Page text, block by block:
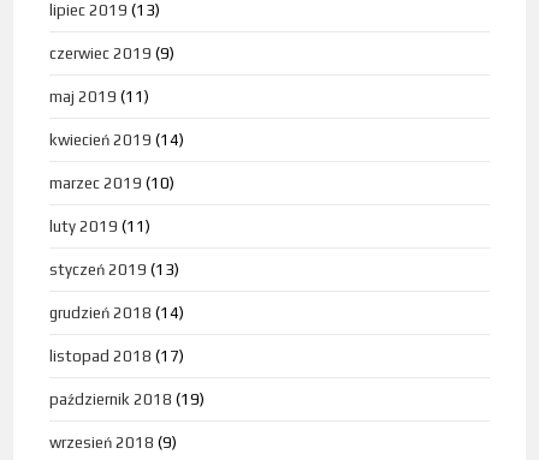
lipiec 2019 (13)
czerwiec 2019 (9)
maj 2019 (11)
kwiecień 2019 (14)
marzec 2019 (10)
luty 2019 (11)
styczeń 2019 (13)
grudzień 2018 (14)
listopad 2018 (17)
październik 2018 (19)
wrzesień 2018 (9)